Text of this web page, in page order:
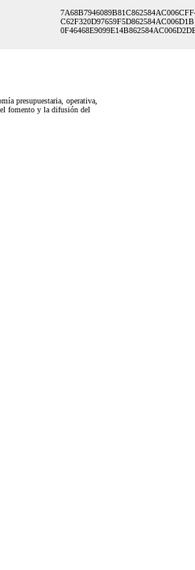
presupuestaria, operativa,
fomento y la difusión del